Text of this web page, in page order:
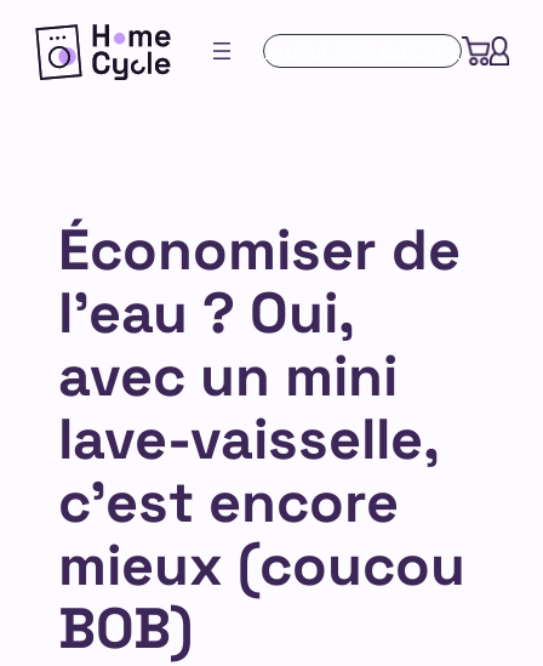
Aller
contenu
Je LOUE MON ÉLECTRO
Économiser de
l’eau ? Oui,
avec un mini
lave-vaisselle,
c’est encore
mieux (coucou
BOB)